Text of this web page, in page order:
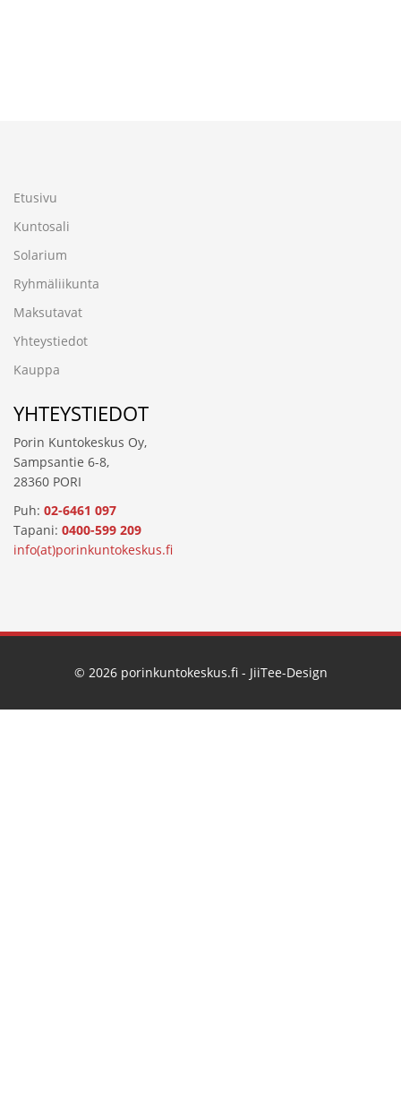
Etusivu
Kuntosali
Solarium
Ryhmäliikunta
Maksutavat
Yhteystiedot
Kauppa
YHTEYSTIEDOT
Porin Kuntokeskus Oy,
Sampsantie 6-8,
28360 PORI
Puh: 02-6461 097
Tapani: 0400-599 209
info(at)porinkuntokeskus.fi
© 2026porinkuntokeskus.fi - JiiTee-Design